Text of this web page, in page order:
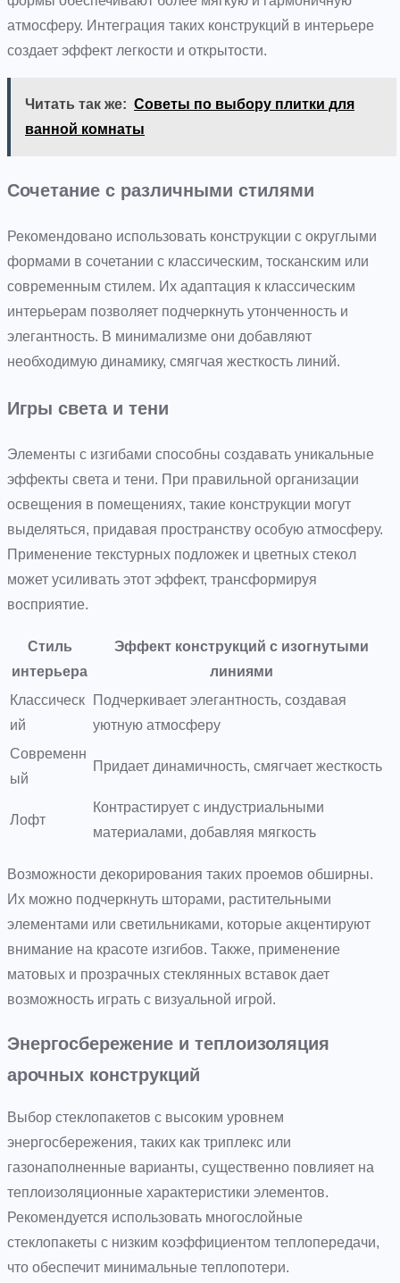
атмосферу. Интеграция таких конструкций в интерьере
создает эффект легкости и открытости.
Читать так же: Советы по выбору плитки для
ванной комнаты
Сочетание с различными стилями
Рекомендовано использовать конструкции с округлыми
формами в сочетании с классическим, тосканским или
современным стилем. Их адаптация к классическим
интерьерам позволяет подчеркнуть утонченность и
элегантность. В минимализме они добавляют
необходимую динамику, смягчая жесткость линий.
Игры света и тени
Элементы с изгибами способны создавать уникальные
эффекты света и тени. При правильной организации
освещения в помещениях, такие конструкции могут
выделяться, придавая пространству особую атмосферу.
Применение текстурных подложек и цветных стекол
может усиливать этот эффект, трансформируя
восприятие.
Стиль
интерьера
Эффект конструкций с изогнутыми
линиями
Классическ
ий
Подчеркивает элегантность, создавая
уютную атмосферу
Современн
ый
Придает динамичность, смягчает жесткость
Лофт
Контрастирует с индустриальными
материалами, добавляя мягкость
Возможности декорирования таких проемов обширны.
Их можно подчеркнуть шторами, растительными
элементами или светильниками, которые акцентируют
внимание на красоте изгибов. Также, применение
матовых и прозрачных стеклянных вставок дает
возможность играть с визуальной игрой.
Энергосбережение и теплоизоляция
арочных конструкций
Выбор стеклопакетов с высоким уровнем
энергосбережения, таких как триплекс или
газонаполненные варианты, существенно повлияет на
теплоизоляционные характеристики элементов.
Рекомендуется использовать многослойные
стеклопакеты с низким коэффициентом теплопередачи,
что обеспечит минимальные теплопотери.